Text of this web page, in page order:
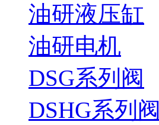
油研液压缸
油研电机
DSG系列阀
DSHG系列阀